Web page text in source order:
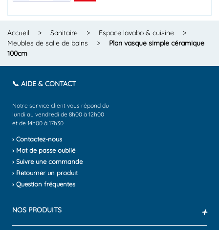
Accueil > Sanitaire > Espace lavabo & cuisine
>
Meubles de salle de bains
>
Plan vasque simple céramique
100cm
📞 AIDE & CONTACT
Notre service client vous répond du
lundi au vendredi de 8h00 à 12h00
et de 14h00 à 17h30
› Contactez-nous
› Mot de passe oublié
› Suivre une commande
› Retourner un produit
› Question fréquentes
NOS PRODUITS +